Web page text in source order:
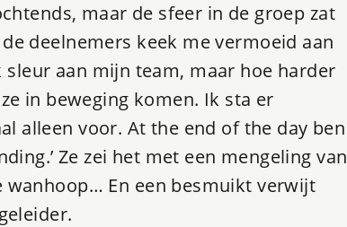
maar de sfeer in de groep zat
deelnemers keek me vermoeid aan
sleur aan mijn team, maar hoe harder
in beweging komen. Ik sta er
alleen voor. At the end of the day ben
Ze zei het met een mengeling van
wanhoop… En een besmuikt verwijt